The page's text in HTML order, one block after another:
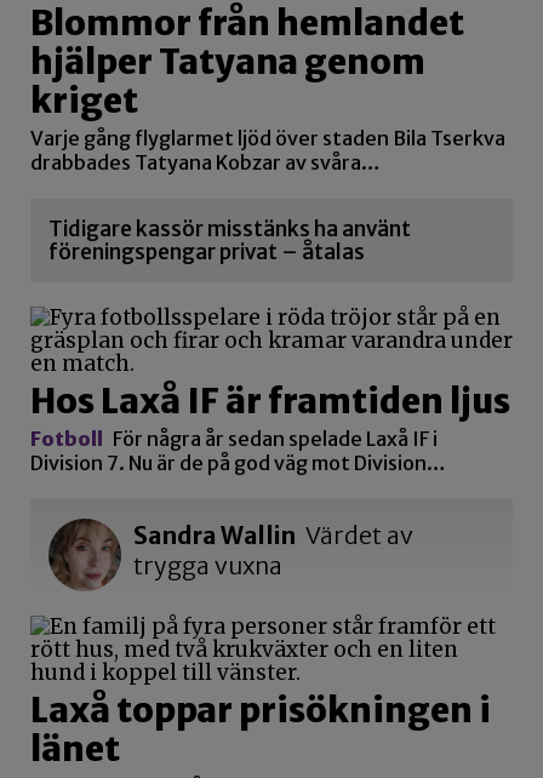
Blommor från hemlandet
hjälper Tatyana genom
kriget
Varje gång flyglarmet ljöd över staden Bila Tserkva
drabbades Tatyana Kobzar av svåra…
Tidigare kassör misstänks ha använt
föreningspengar privat – åtalas
Hos Laxå IF är framtiden ljus
Fotboll
För några år sedan spelade Laxå IF i
Division 7. Nu är de på god väg mot Division…
Sandra Wallin Värdet av
trygga vuxna
Laxå toppar prisökningen i
länet